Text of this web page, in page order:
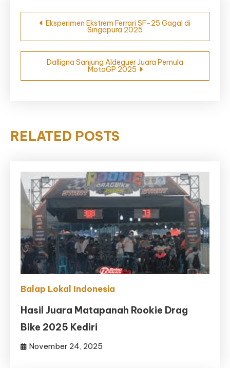
Navigasi
pos
Eksperimen Ekstrem Ferrari SF-25 Gagal di
Singapura 2025
Dalligna Sanjung Aldeguer Juara Pemula
MotoGP 2025
RELATED POSTS
Balap Lokal Indonesia
Hasil Juara Matapanah Rookie Drag
Bike 2025 Kediri
November 24, 2025